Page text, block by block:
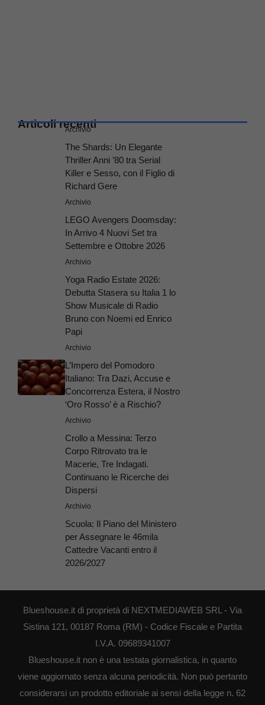
Articoli recenti
Archivio
The Shards: Un Elegante
Thriller Anni ’80 tra Serial
Killer e Sesso, con il Figlio di
Richard Gere
Archivio
LEGO Avengers Doomsday:
In Arrivo 4 Nuovi Set tra
Settembre e Ottobre 2026
Archivio
Yoga Radio Estate 2026:
Debutta Stasera su Italia 1 lo
Show Musicale di Radio
Bruno con Noemi ed Enrico
Papi
Archivio
L’Impero del Pomodoro
Italiano: Tra Dazi, Accuse e
Concorrenza Estera, il Nostro
‘Oro Rosso’ è a Rischio?
Archivio
Crollo a Messina: Terzo
Corpo Ritrovato tra le
Macerie, Tre Indagati.
Continuano le Ricerche dei
Dispersi
Archivio
Scuola: Il Piano del Ministero
per Assegnare le 46mila
Cattedre Vacanti entro il
2026/2027
Blueshouse.it di proprietà di NEXTMEDIAWEB SRL - Via
Sistina 121, 00187 Roma (RM) - Codice Fiscale e Partita
I.V.A. 09689341007
Blueshouse.it non è una testata giornalistica, in quanto
viene aggiornato senza alcuna periodicità. Non può pertanto
considerarsi un prodotto editoriale ai sensi della legge n. 62